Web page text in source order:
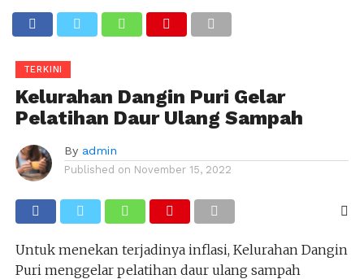
TERKINI
Kelurahan Dangin Puri Gelar
Pelatihan Daur Ulang Sampah
By admin
Published on November 15, 2022
Untuk menekan terjadinya inflasi, Kelurahan Dangin
Puri menggelar pelatihan daur ulang sampah